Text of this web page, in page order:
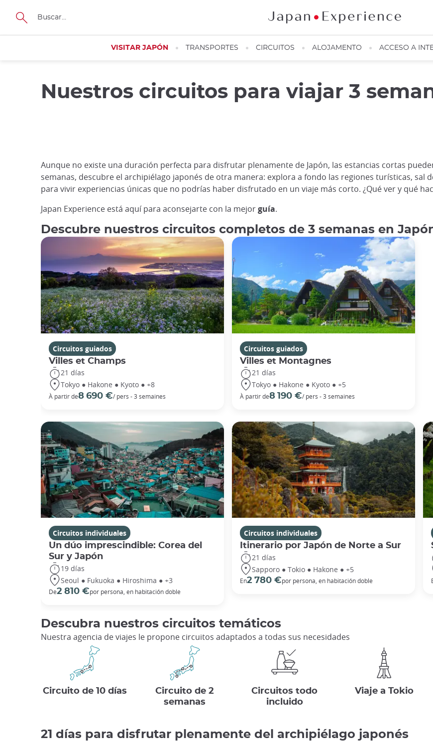
Tamaño
VISITAR JAPÓN TRANSPORTES CIRCUITOS ALOJAMENTO ACCESO A
Nuestros circuitos para viajar 3
Aunque no existe una duración perfecta para disfrutar plenamente de Japón, las estancias cortas
semanas, descubre el archipiélago japonés de otra manera: explora a fondo las regiones turísticas, sal
para vivir experiencias únicas que no podrías haber disfrutado en un viaje más corto. ¿Qué ver y qué
Japan Experience está aquí para aconsejarte con la mejorguía.
Descubre nuestros circuitos completos de 3 semanas en
Circuitos guiados
Villes et Champs
21 días
Tokyo ● Hakone ● Kyoto ● +8
À partir de8 690 €/ pers - 3 semaines
Circuitos guiados
Villes et Montagnes
21 días
Tokyo ● Hakone ● Kyoto ● +5
À partir de8 190 €/ pers - 3 semaines
Circuitos individuales
Un dúo imprescindible: Corea del
Sur y Japón
19 días
Seoul ● Fukuoka ● Hiroshima ● +3
De2 810 €por persona, en habitación doble
Circuitos individuales
Itinerario por Japón de Norte a Sur
21 días
Sapporo ● Tokio ● Hakone ● +5
En2 780 €por persona, en habitación doble
Descubra nuestros circuitos temáticos
Nuestra agencia de viajes le propone circuitos adaptados a todas sus necesidades
Circuito de 10 días
Circuito de 2
semanas
Circuitos todo
incluido
Viaje a Tokio
21 días para disfrutar plenamente del archipiélago japonés